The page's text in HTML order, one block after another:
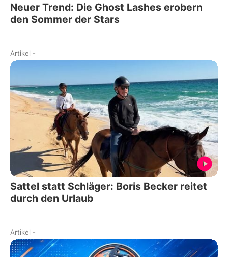
Neuer Trend: Die Ghost Lashes erobern
den Sommer der Stars
Artikel -
Sattel statt Schläger: Boris Becker reitet
durch den Urlaub
Artikel -